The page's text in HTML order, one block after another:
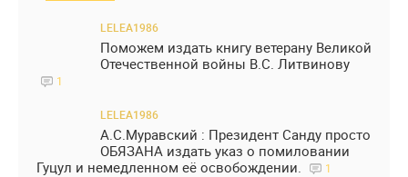
LELEA1986
Поможем издать книгу ветерану Великой
Отечественной войны В.С. Литвинову
1
LELEA1986
А.С.Муравский : Президент Санду просто
ОБЯЗАНА издать указ о помиловании
Гуцул и немедленном её освобождении.
1